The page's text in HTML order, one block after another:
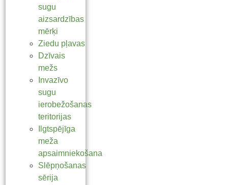
sugu
aizsardzības
mērķi
Ziedu pļavas
Dzīvais
mežs
Invazīvo
sugu
ierobežošanas
teritorijas
Ilgtspējīga
meža
apsaimniekošana
Slēpņošanas
sērija